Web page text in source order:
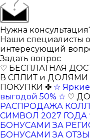
Нужна
Наши специалисты
интересующий
Задать вопрос
♡ БЕСПЛАТНАЯ
В СПЛИТ и ДОЛЯМИ
ПОКУПКИ ✤ ☆ Яркие
выгодой 50% ☆ ♡
РАСПРОДАЖА
СИМВОЛ 2027 ГОДА
БОНУСАМИ ЗА
БОНУСАМИ ЗА